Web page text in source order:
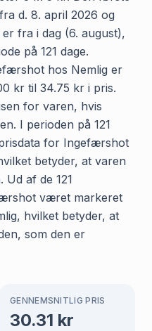
d. 8. april 2026 og
fra i dag (6. august),
på 121 dage.
hos Nemlig er
kr til 34.75 kr i pris.
for varen, hvis
I perioden på 121
for Ingefærshot
betyder, at varen
af de 121
været markeret
hvilket betyder, at
som den er
GENNEMSNITLIG PRIS
30.31 kr